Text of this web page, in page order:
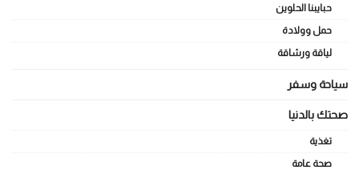
حبايبنا الحلوين
حمل وولادة
لياقة ورشاقة
سياحة وسفر
صحتك بالدنيا
تغذية
صحة عامة